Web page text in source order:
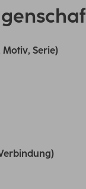
Serie)